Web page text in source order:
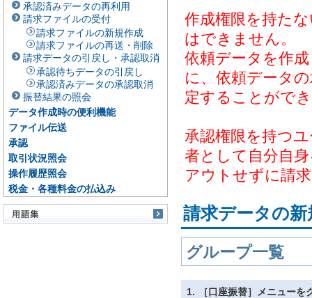
承認済みデータの再利用
請求ファイルの受付
請求ファイルの新規作成
請求ファイルの再送・削除
請求データの引戻し・承認取消
承認待ちデータの引戻し
承認済みデータの承認取消
振替結果の照会
データ作成時の便利機能
ファイル伝送
承認
取引状況照会
操作履歴照会
税金・各種料金の払込み
作成権限を持た
はできません。
依頼データを作
に、依頼データ
定することがで
承認権限を持つ
者として自分自
アウトせずに請
請求データの新
グループ一覧
1.
［口座振替］メニュー